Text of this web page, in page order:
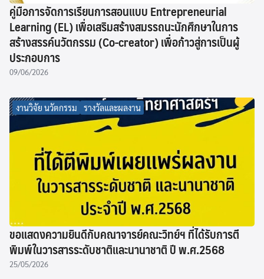
คู่มือการจัดการเรียนการสอนแบบ Entrepreneurial
Learning (EL) เพื่อเสริมสร้างสมรรถนะนักศึกษาในการ
สร้างสรรค์นวัตกรรม (Co-creator) เพื่อก้าวสู่การเป็นผู้
ประกอบการ
09/06/2026
งานวิจัย นวัตกรรม รางวัลและผลงาน
ขอแสดงความยินดีกับคณาจารย์คณะวิทย์ฯ ที่ได้รับการตี
พิมพ์ในวารสารระดับชาติและนานาชาติ ปี พ.ศ.2568
25/05/2026